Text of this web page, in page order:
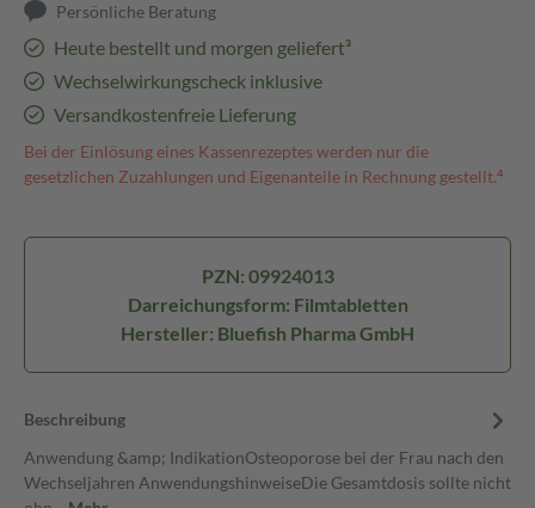
Persönliche Beratung
Heute bestellt und morgen geliefert³
Wechselwirkungscheck inklusive
Versandkostenfreie Lieferung
Bei der Einlösung eines Kassenrezeptes werden nur die
gesetzlichen Zuzahlungen und Eigenanteile in Rechnung gestellt.⁴
PZN: 09924013
Darreichungsform: Filmtabletten
Hersteller: Bluefish Pharma GmbH
Beschreibung
Anwendung &amp; IndikationOsteoporose bei der Frau nach den
Wechseljahren AnwendungshinweiseDie Gesamtdosis sollte nicht